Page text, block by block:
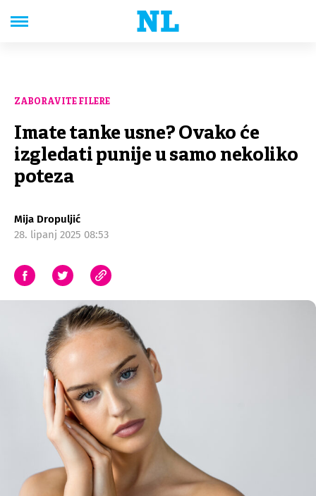
ZABORAVITE FILERE
Imate tanke usne? Ovako će
izgledati punije u samo nekoliko
poteza
Mija Dropuljić
28. lipanj 2025 08:53